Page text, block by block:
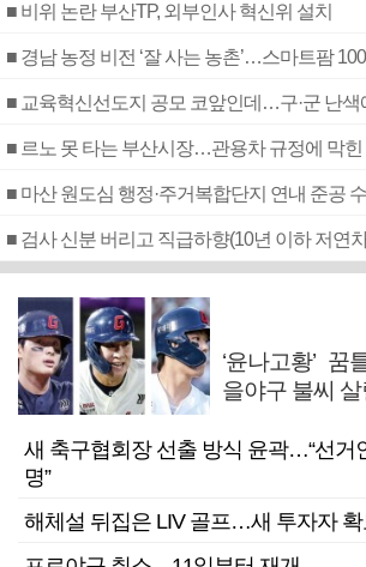
■ 비위 논란 부산TP, 외부인사 혁신위 설치
■ 경남 농정 비전 ‘잘 사는 농촌’…스마트팜
■ 교육혁신선도지 공모 코앞인데…구·군 난색
■ 르노 못 타는 부산시장…관용차 규정에 막힌
■ 마산 원도심 행정·주거복합단지 연내 준공
‘윤나고황’
을야구 불씨
새 축구협회장 선출 방식 윤곽…“선
명”
해체설 뒤집은 LIV 골프…새 투자자 확